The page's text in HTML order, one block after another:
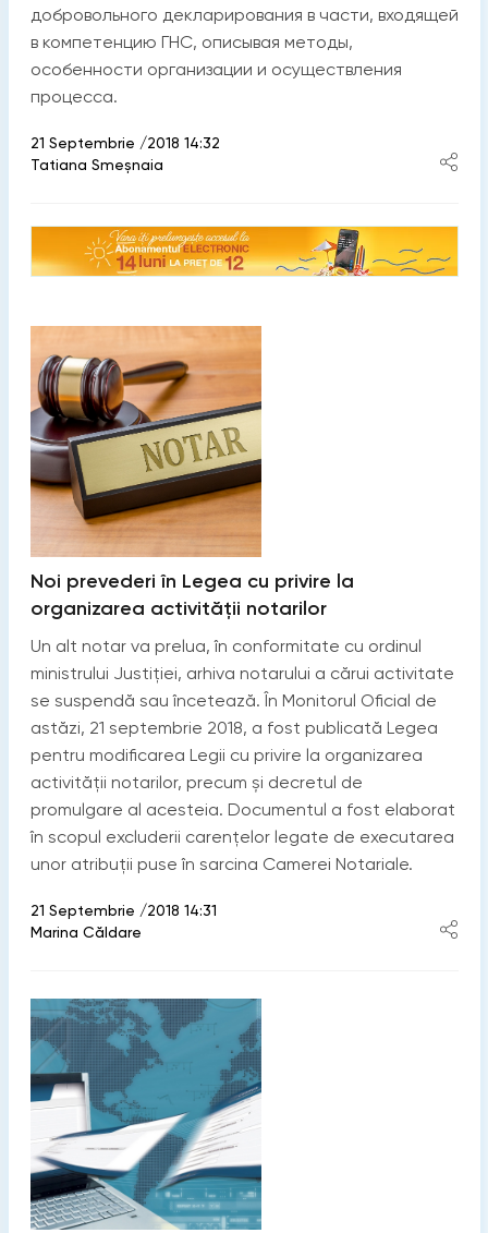
добровольного декларирования в части, входящей
в компетенцию ГНС, описывая методы,
особенности организации и осуществления
процесса.
21 Septembrie /2018 14:32
Tatiana Smeșnaia
Noi prevederi în Legea cu privire la
organizarea activității notarilor
Un alt notar va prelua, în conformitate cu ordinul
ministrului Justiției, arhiva notarului a cărui activitate
se suspendă sau încetează. În Monitorul Oficial de
astăzi, 21 septembrie 2018, a fost publicată Legea
pentru modificarea Legii cu privire la organizarea
activității notarilor, precum și decretul de
promulgare al acesteia. Documentul a fost elaborat
în scopul excluderii carențelor legate de executarea
unor atribuții puse în sarcina Camerei Notariale.
21 Septembrie /2018 14:31
Marina Căldare